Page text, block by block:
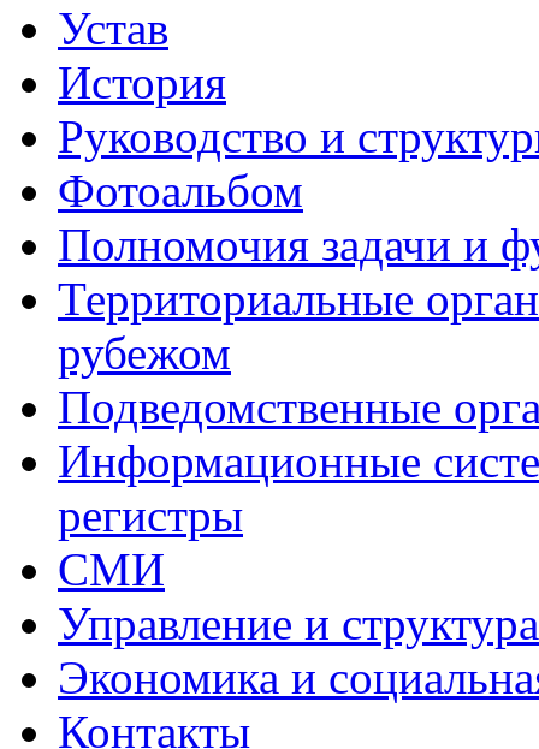
Устав
История
Руководство и
Фотоальбом
Полномочия задачи и
Территориальные
рубежом
Подведомственные
Информационные
регистры
СМИ
Управление и
Экономика и
Контакты